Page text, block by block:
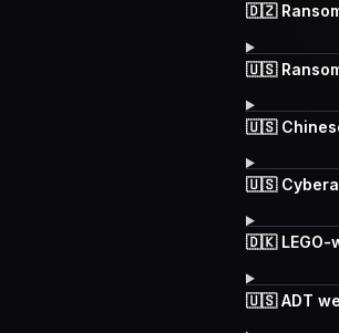
🇩🇿
🇺🇸
🇺🇸
🇺🇸
🇩🇰 LEGO-
🇺🇸 ADT